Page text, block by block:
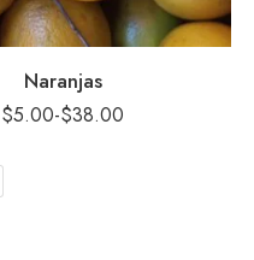
Naranjas
$5.00-$38.00